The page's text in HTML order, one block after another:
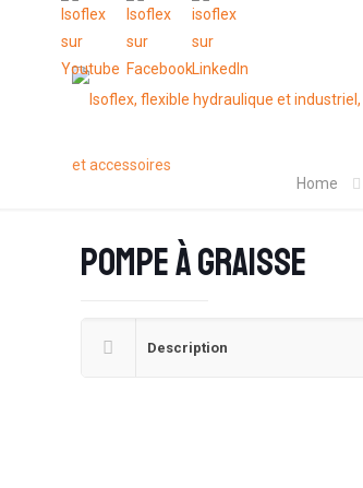
Home
Pompe à graisse
Description